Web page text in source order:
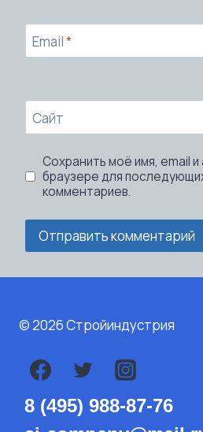
Email*
Сайт
Сохранить моё имя, email
браузере для
комментариев.
© 2026Стройиндустрия
8 (495) 988-87-76